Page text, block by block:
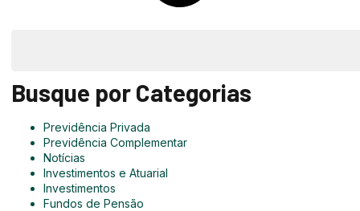
Busque por Categorias
Previdência Privada
Previdência Complementar
Notícias
Investimentos e Atuarial
Investimentos
Fundos de Pensão